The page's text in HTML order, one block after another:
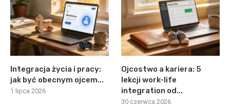
Integracja życia i pracy:
jak być obecnym ojcem...
1 lipca 2026
Ojcostwo a kariera: 5
lekcji work-life
integration od...
30 czerwca 2026